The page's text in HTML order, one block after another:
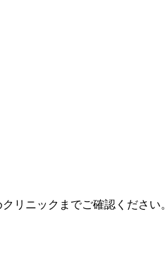
リニックまでご確認ください。